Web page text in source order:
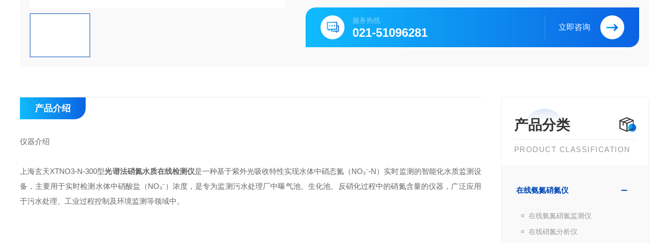
服务热线
021-51096281 立即咨询
产品分类
PRODUCT CLASSIFICATION
在线氨氮硝氮仪
在线氨氮硝氮监测仪
在线硝氮分析仪
产品介绍
仪器介绍
上海玄天XTNO3-N-300型光谱法硝氮水质在线检测仪是一种基于紫外光吸收特性实现水体中硝态氮（NO₃⁻-N）实时监测的智能化水质监测设
备，主要用于实时检测水体中硝酸盐（NO₃⁻）浓度，是专为监测污水处理厂中曝气池、生化池、反硝化过程中的硝氮含量的仪器，广泛应用
于污水处理、工业过程控制及环境监测等领域中。